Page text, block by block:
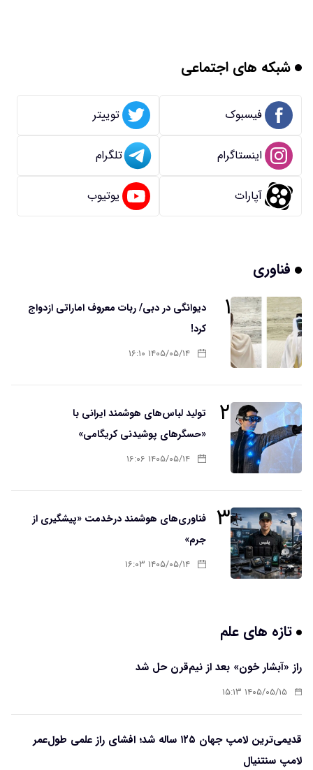
شبکه های اجتماعی
فیسبوک توییتر
اینستاگرام تلگرام
آپارات یوتیوب
فناوری
۱
دیوانگی در دبی/ ربات معروف اماراتی ازدواج
کرد!
۱۴۰۵/۰۵/۱۴ ۱۶:۱۰
۲
تولید لباس‌های هوشمند ایرانی با
«حسگرهای پوشیدنی کریگامی»
۱۴۰۵/۰۵/۱۴ ۱۶:۰۶
۳
فناوری‌های هوشمند درخدمت «پیشگیری از
جرم»
۱۴۰۵/۰۵/۱۴ ۱۶:۰۳
تازه های علم
راز «آبشار خون» بعد از نیم‌قرن حل شد
۱۴۰۵/۰۵/۱۵ ۱۵:۱۳
قدیمی‌ترین لامپ جهان ۱۲۵ ساله شد؛ افشای راز علمی طول‌عمر
لامپ سنتنیال